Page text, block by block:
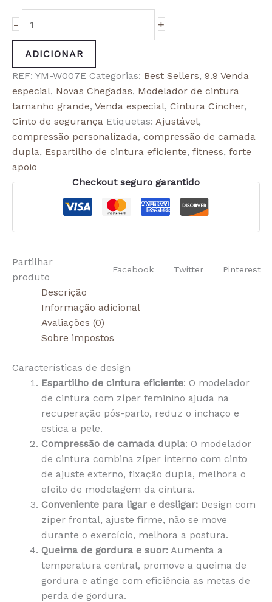
- +
ADICIONAR
REF: YM-W007E Categorias: Best Sellers, 9.9 Venda
especial, Novas Chegadas, Modelador de cintura
tamanho grande, Venda especial, Cintura Cincher,
Cinto de segurança Etiquetas: Ajustável,
compressão personalizada, compressão de camada
dupla, Espartilho de cintura eficiente, fitness, forte
apoio
Checkout seguro garantido
Partilhar
produto
Facebook Twitter Pinterest
Descrição
Informação adicional
Avaliações (0)
Sobre impostos
Características de design
Espartilho de cintura eficiente: O modelador
de cintura com zíper feminino ajuda na
recuperação pós-parto, reduz o inchaço e
estica a pele.
Compressão de camada dupla: O modelador
de cintura combina zíper interno com cinto
de ajuste externo, fixação dupla, melhora o
efeito de modelagem da cintura.
Conveniente para ligar e desligar: Design com
zíper frontal, ajuste firme, não se move
durante o exercício, melhora a postura.
Queima de gordura e suor: Aumenta a
temperatura central, promove a queima de
gordura e atinge com eficiência as metas de
perda de gordura.